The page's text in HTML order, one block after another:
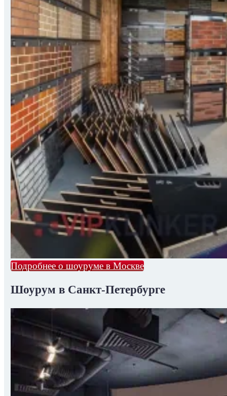
Подробнее о шоуруме в Москве
Шоурум в Санкт-Петербурге